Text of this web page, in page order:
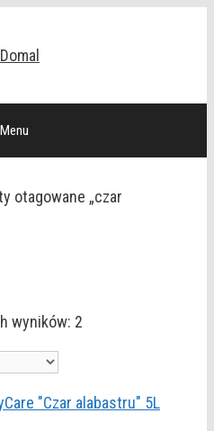
Menu
otagowane „czar
wyników: 2